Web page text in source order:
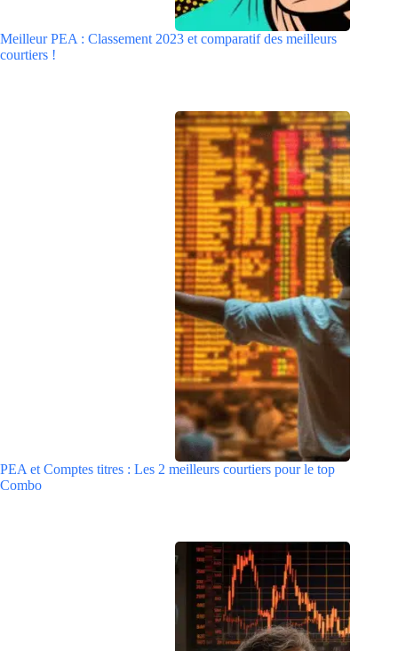
Meilleur PEA : Classement 2023 et comparatif des meilleurs
courtiers !
PEA et Comptes titres : Les 2 meilleurs courtiers pour le top
Combo